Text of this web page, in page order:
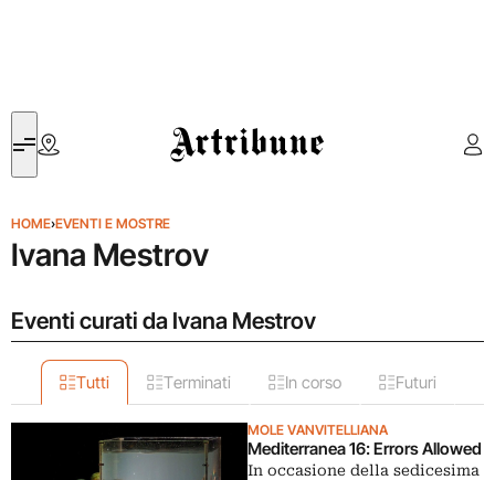
Artribune
HOME›EVENTI E MOSTRE
Ivana Mestrov
Eventi curati da Ivana Mestrov
Tutti Terminati In corso Futuri
MOLE VANVITELLIANA
Mediterranea 16: Errors Allowed
In occasione della sedicesima